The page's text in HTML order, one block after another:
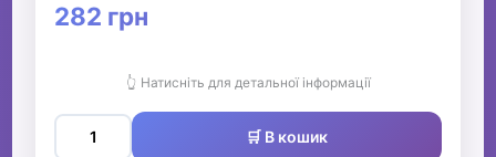
282 грн
👆 Натисніть для детальної інформації
🛒 В кошик